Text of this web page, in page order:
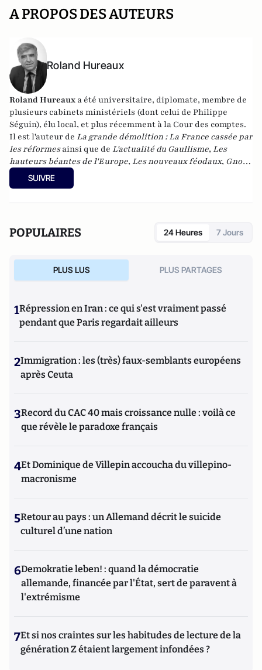
A PROPOS DES AUTEURS
Roland Hureaux
Roland Hureaux a été universitaire, diplomate, membre de
plusieurs cabinets ministériels (dont celui de Philippe
Séguin), élu local, et plus récemment à la Cour des comptes.
Il est l'auteur de La grande démolition : La France cassée par
les réformes ainsi que de L'actualité du Gaullisme, Les
hauteurs béantes de l'Europe, Les nouveaux féodaux, Gnose
et gnostiques des origines à nos jours
SUIVRE
POPULAIRES 24 Heures 7 Jours
PLUS LUS PLUS PARTAGES
1Répression en Iran : ce qui s'est vraiment passé
pendant que Paris regardait ailleurs
2Immigration : les (très) faux-semblants européens
après Ceuta
3Record du CAC 40 mais croissance nulle : voilà ce
que révèle le paradoxe français
4Et Dominique de Villepin accoucha du villepino-
macronisme
5Retour au pays : un Allemand décrit le suicide
culturel d’une nation
6Demokratie leben! : quand la démocratie
allemande, financée par l'État, sert de paravent à
l'extrémisme
7Et si nos craintes sur les habitudes de lecture de la
génération Z étaient largement infondées ?